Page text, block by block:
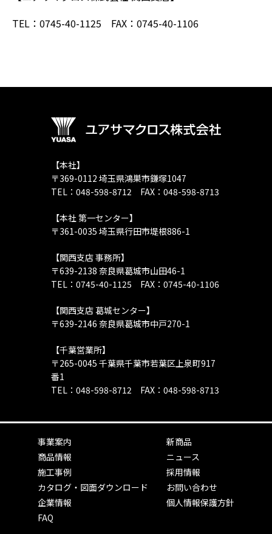
TEL：0745-40-1125 FAX：0745-40-1106
【本社】
〒369-0112 埼玉県鴻巣市鎌塚1047
TEL：048-598-8712 FAX：048-598-8713
【本社 第一センター】
〒361-0035 埼玉県行田市堤根886-1
【関西支店 事務所】
〒639-2138 奈良県葛城市山田46-1
TEL：0745-40-1125 FAX：0745-40-1106
【関西支店 葛城センター】
〒639-2146 奈良県葛城市中戸270-1
【千葉営業所】
〒265-0045 千葉県千葉市若葉区上泉町917
番1
TEL：048-598-8712 FAX：048-598-8713
事業案内
商品情報
施工事例
カタログ・図面ダウンロード
企業情報
FAQ
新商品
ニュース
採用情報
お問い合わせ
個人情報保護方針